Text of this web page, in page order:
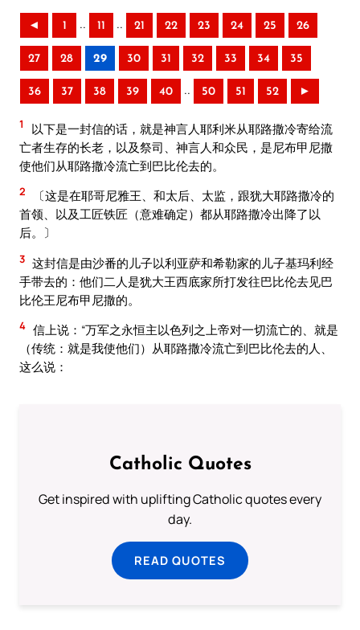
◄ 1 .. 11 .. 21 22 23 24 25 26
27 28 29 30 31 32 33 34 35
36 37 38 39 40 .. 50 51 52 ►
1
以下是一封信的话，就是神言人耶利米从耶路撒冷寄给流
亡者生存的长老，以及祭司、神言人和众民，是尼布甲尼撒
使他们从耶路撒冷流亡到巴比伦去的。
2
〔这是在耶哥尼雅王、和太后、太监，跟犹大耶路撒冷的
首领、以及工匠铁匠（意难确定）都从耶路撒冷出降了以
后。〕
3 这封信是由沙番的儿子以利亚萨和希勒家的儿子基玛利经
手带去的：他们二人是犹大王西底家所打发往巴比伦去见巴
比伦王尼布甲尼撒的。
4 信上说：“万军之永恒主以色列之上帝对一切流亡的、就是
（传统：就是我使他们）从耶路撒冷流亡到巴比伦去的人、
这么说：
Catholic Quotes
Get inspired with uplifting Catholic quotes every
day.
READ QUOTES